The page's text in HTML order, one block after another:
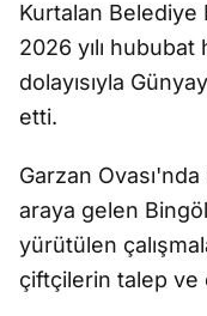
Kurtalan Belediye
2026 yılı
dolayısıyla
etti.
Garzan
araya gelen
yürütülen
çiftçilerin talep ve